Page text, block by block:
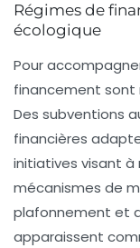
Régimes de
écologique
Pour
financement sont
Des subventions
financières
initiatives visant à
mécanismes de
plafonnement et
apparaissent